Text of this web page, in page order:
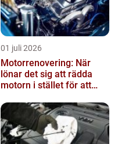
01 juli 2026
Motorrenovering: När
lönar det sig att rädda
motorn i stället för att